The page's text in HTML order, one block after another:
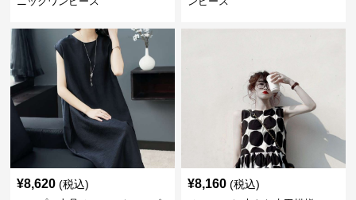
¥8,620 (税込) ¥8,160 (税込)